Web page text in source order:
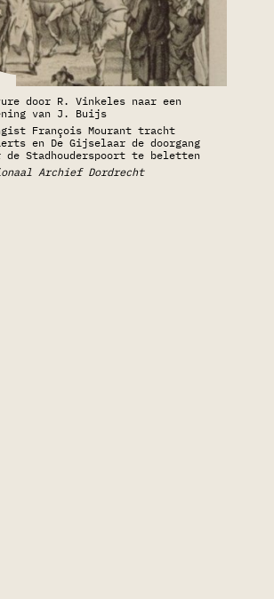
door R. Vinkeles naar een
van J. Buijs
François Mourant tracht
en De Gijselaar de doorgang
de Stadhouderspoort te beletten
Archief Dordrecht